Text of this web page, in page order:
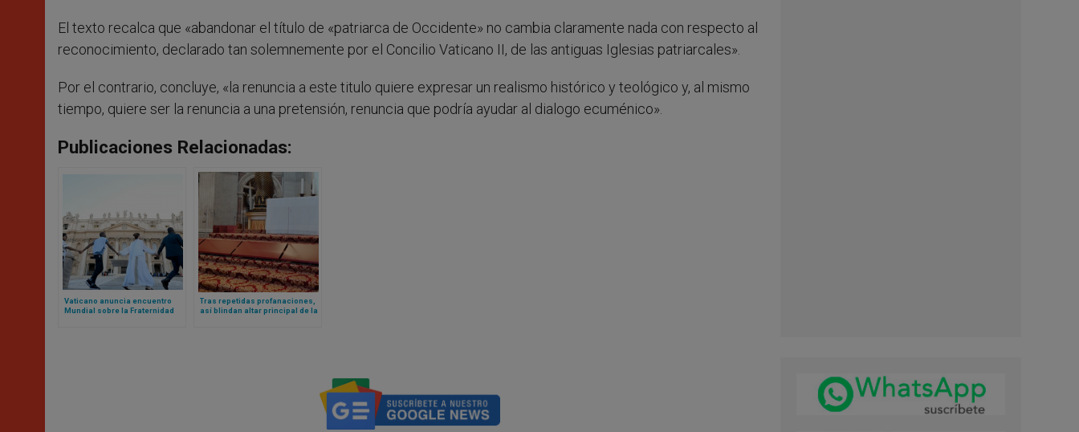
El texto recalca que «abandonar el título de «patriarca de Occidente» no cambia claramente nada con respecto al
reconocimiento, declarado tan solemnemente por el Concilio Vaticano II, de las antiguas Iglesias patriarcales».
Por el contrario, concluye, «la renuncia a este titulo quiere expresar un realismo histórico y teológico y, al mismo
tiempo, quiere ser la renuncia a una pretensión, renuncia que podría ayudar al dialogo ecuménico».
Publicaciones Relacionadas:
Vaticano anuncia encuentro
Mundial sobre la Fraternidad
Tras repetidas profanaciones,
así blindan altar principal de la